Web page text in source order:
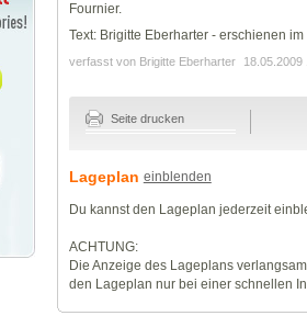
Fournier.
Text: Brigitte Eberharter - erschienen
verfasst von Brigitte Eberharter 18.05.2009
Seite drucken
Lageplan einblenden
Du kannst den Lageplan jederzeit
ACHTUNG:
Die Anzeige des Lageplans
den Lageplan nur bei einer schnellen